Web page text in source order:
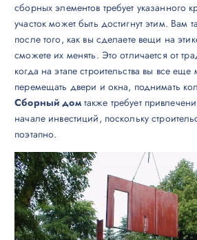
сборных элементов требует указанного
участок может быть достигнут этим. Вам
после того, как вы сделаете вещи на
сможете их менять. Это отличается от
когда на этапе строительства вы все
перемещать двери и окна, поднимать
Сборный дом также требует
начале инвестиций, поскольку
поэтапно.